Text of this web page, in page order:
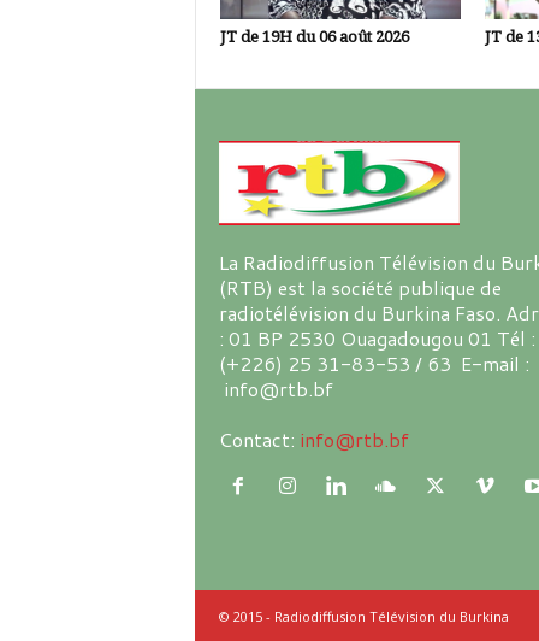
JT de 19H du 06 août 2026 JT de
La Radiodiffusion Télévision du
(RTB) est la société publique de
radiotélévision du Burkina Faso.
: 01 BP 2530 Ouagadougou 01 Tél :
(+226) 25 31-83-53 / 63 E-mail :
info@rtb.bf
Contact: info@rtb.bf
© 2015 - Radiodiffusion Télévision du Burkina